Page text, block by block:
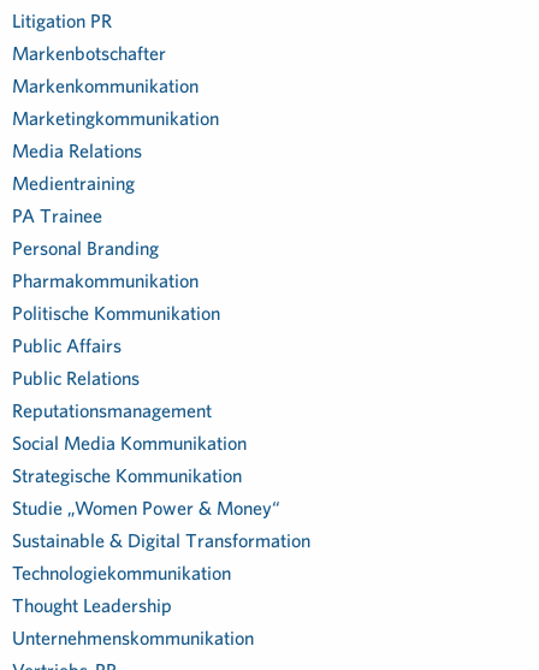
Litigation PR
Markenbotschafter
Markenkommunikation
Marketingkommunikation
Media Relations
Medientraining
PA Trainee
Personal Branding
Pharmakommunikation
Politische Kommunikation
Public Affairs
Public Relations
Reputationsmanagement
Social Media Kommunikation
Strategische Kommunikation
Studie „Women Power & Money“
Sustainable & Digital Transformation
Technologiekommunikation
Thought Leadership
Unternehmenskommunikation